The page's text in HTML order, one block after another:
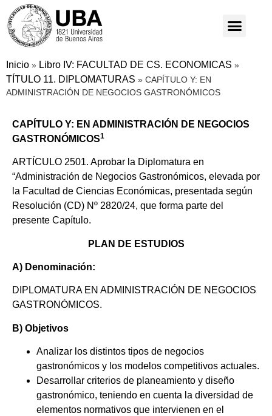
Inicio » Libro IV: FACULTAD DE CS. ECONOMICAS »
TÍTULO 11. DIPLOMATURAS » CAPÍTULO Y: EN
ADMINISTRACIÓN DE NEGOCIOS GASTRONÓMICOS
CAPÍTULO Y: EN ADMINISTRACIÓN DE NEGOCIOS
GASTRONÓMICOS1
ARTÍCULO 2501. Aprobar la Diplomatura en
“Administración de Negocios Gastronómicos, elevada por
la Facultad de Ciencias Económicas, presentada según
Resolución (CD) Nº 2820/24, que forma parte del
presente Capítulo.
PLAN DE ESTUDIOS
A) Denominación:
DIPLOMATURA EN ADMINISTRACIÓN DE NEGOCIOS
GASTRONÓMICOS.
B) Objetivos
Analizar los distintos tipos de negocios
gastronómicos y los modelos competitivos actuales.
Desarrollar criterios de planeamiento y diseño
gastronómico, teniendo en cuenta la diversidad de
elementos normativos que intervienen en el